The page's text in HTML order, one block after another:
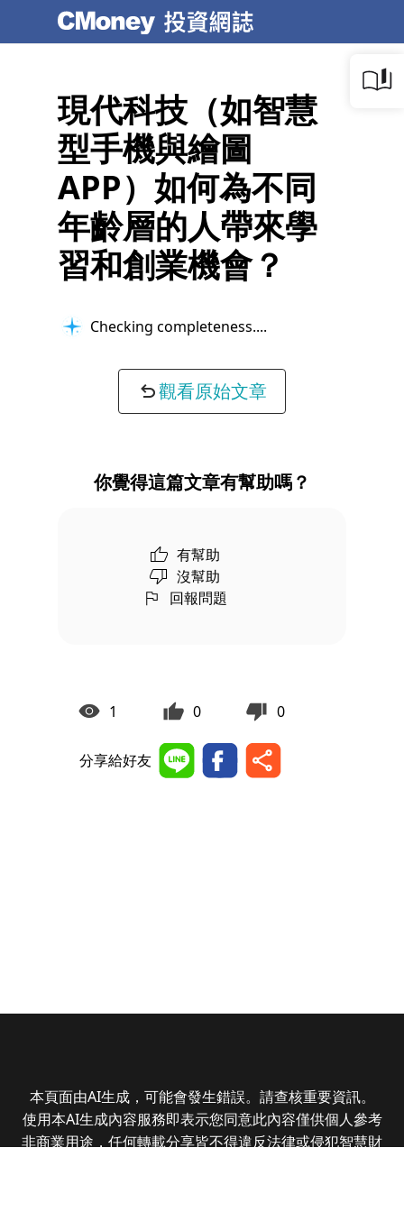
現代科技（如智慧
型手機與繪圖
APP）如何為不同
年齡層的人帶來學
習和創業機會？
Checking completeness...
觀看原始文章
你覺得這篇文章有幫助嗎？
有幫助
沒幫助
回報問題
1 0 0
分享給好友
本頁面由AI生成，可能會發生錯誤。請查核重要資訊。
使用本AI生成內容服務即表示您同意此內容僅供個人參考
非商業用途，任何轉載分享皆不得違反法律或侵犯智慧財